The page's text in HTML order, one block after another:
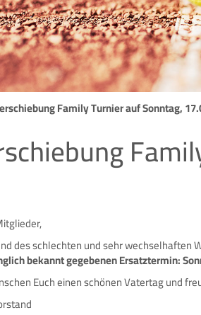
Family Turnier auf Sonntag,
des schlechten und sehr wechselhaften
bekannt gegebenen Ersatztermin:
Euch einen schönen Vatertag und